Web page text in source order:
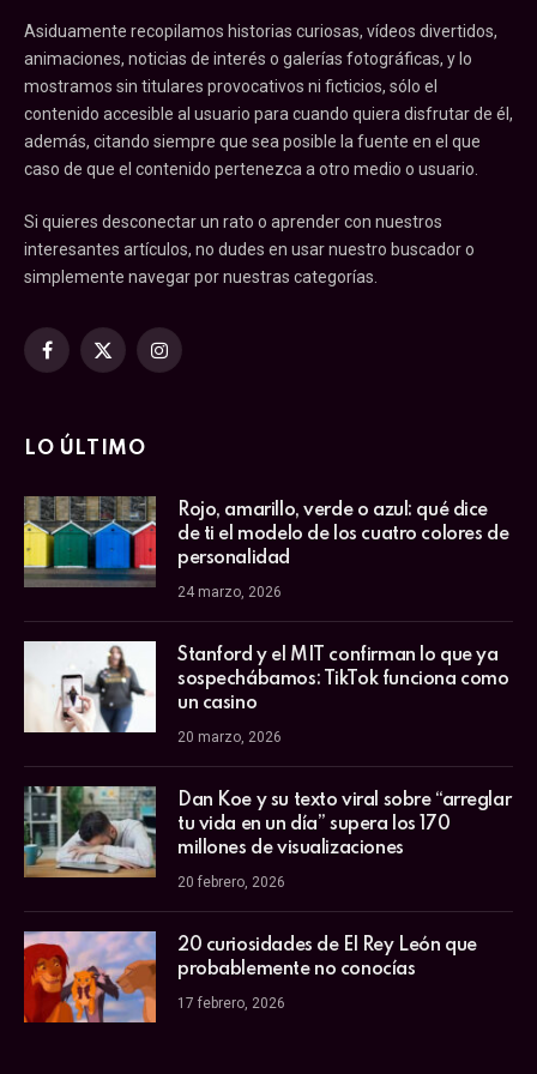
Asiduamente recopilamos historias curiosas, vídeos divertidos,
animaciones, noticias de interés o galerías fotográficas, y lo
mostramos sin titulares provocativos ni ficticios, sólo el
contenido accesible al usuario para cuando quiera disfrutar de él,
además, citando siempre que sea posible la fuente en el que
caso de que el contenido pertenezca a otro medio o usuario.
Si quieres desconectar un rato o aprender con nuestros
interesantes artículos, no dudes en usar nuestro buscador o
simplemente navegar por nuestras categorías.
Facebook
X
Instagram
LO ÚLTIMO
Rojo, amarillo, verde o azul: qué dice
de ti el modelo de los cuatro colores de
personalidad
24 marzo, 2026
Stanford y el MIT confirman lo que ya
sospechábamos: TikTok funciona como
un casino
20 marzo, 2026
Dan Koe y su texto viral sobre “arreglar
tu vida en un día” supera los 170
millones de visualizaciones
20 febrero, 2026
20 curiosidades de El Rey León que
probablemente no conocías
17 febrero, 2026